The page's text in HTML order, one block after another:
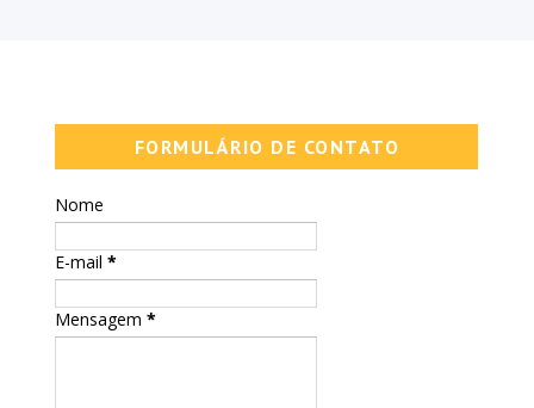
FORMULÁRIO DE CONTATO
Nome
E-mail*
Mensagem*